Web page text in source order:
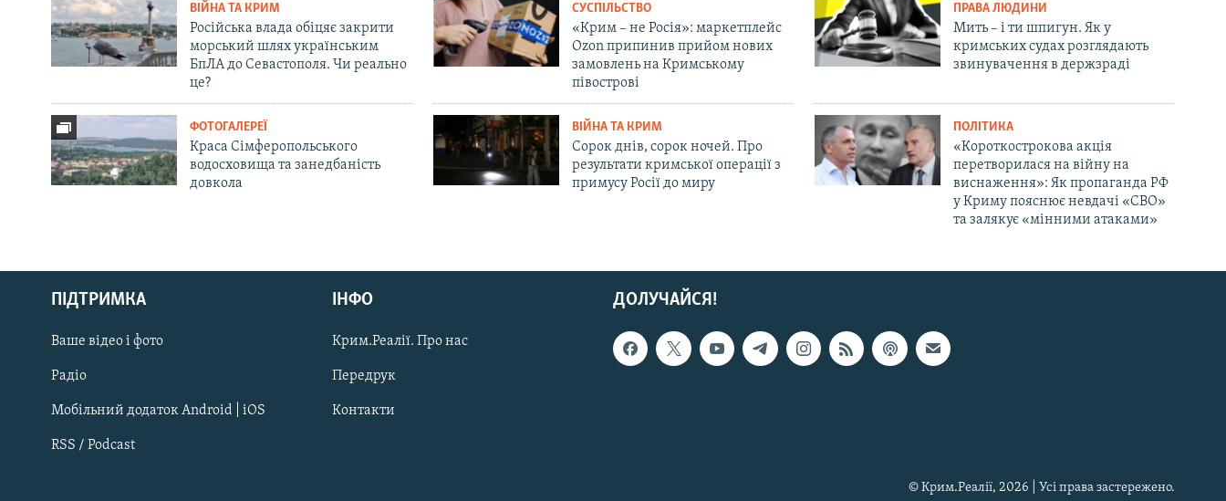
Русский
Qırımtatar
ДОЛУЧАЙСЯ!
ВІЙНА ТА КРИМ
Російська влада обіцяє закрити
морський шлях українським
БпЛА до Севастополя. Чи реально
це?
СУСПІЛЬСТВО
«Крим – не Росія»: маркетплейс
Ozon припинив прийом нових
замовлень на Кримському
півострові
ПРАВА ЛЮДИНИ
Мить – і ти шпигун. Як у
кримських судах розглядають
звинувачення в держзраді
ФОТОГАЛЕРЕЇ
Краса Сімферопольського
водосховища та занедбаність
довкола
ВІЙНА ТА КРИМ
Сорок днів, сорок ночей. Про
результати кримської операції з
примусу Росії до миру
ПОЛІТИКА
«Короткострокова акція
перетворилася на війну на
виснаження»: Як пропаганда РФ
у Криму пояснює невдачі «СВО»
та залякує «мінними атаками»
ДОЛУЧАЙСЯ!
ПІДТРИМКА
Ваше відео і фото
Радіо
Мобільний додаток Android | iOS
RSS / Podcast
ІНФО
Крим.Реалії. Про нас
Передрук
Контакти
© Крим.Реалії, 2026 | Усі права застережено.